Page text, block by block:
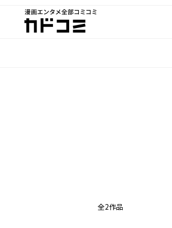
漫画エンタメ全部コミコミ
カドコミ
全2作品